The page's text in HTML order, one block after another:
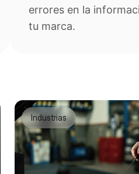
errores en la
tu marca.
Industrias